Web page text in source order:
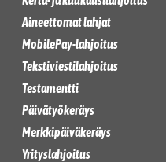
Aineettomat lahjat
MobilePay-lahjoitus
Tekstiviestilahjoitus
Testamentti
Päivätyökeräys
Merkkipäiväkeräys
Yrityslahjoitus